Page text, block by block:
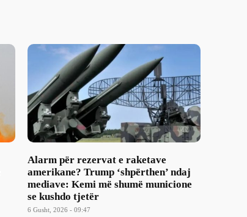
Alarm për rezervat e raketave
amerikane? Trump ‘shpërthen’ ndaj
mediave: Kemi më shumë municione
se kushdo tjetër
6 Gusht, 2026 - 09:47